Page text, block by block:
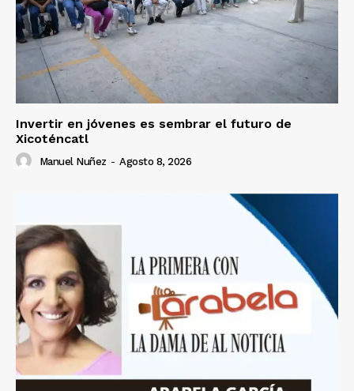
Invertir en jóvenes es sembrar el futuro de
Xicoténcatl
Manuel Nuñez - Agosto 8, 2026